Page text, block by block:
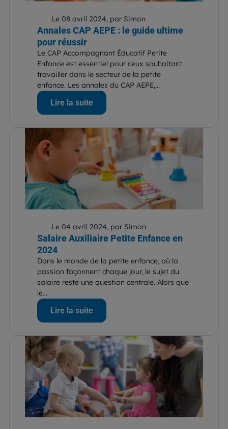
Le 08 avril 2024, par Simon
Annales CAP AEPE : le guide ultime
pour réussir
Le CAP Accompagnant Éducatif Petite
Enfance est essentiel pour ceux souhaitant
travailler dans le secteur de la petite
enfance. Les annales du CAP AEPE,...
Lire la suite
Le 04 avril 2024, par Simon
Salaire Auxiliaire Petite Enfance en
2024
Dans le monde de la petite enfance, où la
passion façonnent chaque jour, le sujet du
salaire reste une question centrale. Alors que
le...
Lire la suite